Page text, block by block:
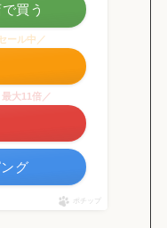
ール中／
大11倍／
グ
買う
ポチップ